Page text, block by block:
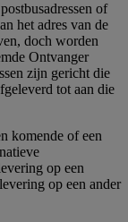
of
het adres van de
doch worden
Ontvanger
zijn gericht die
tot aan die
komende of een
op een
op een ander